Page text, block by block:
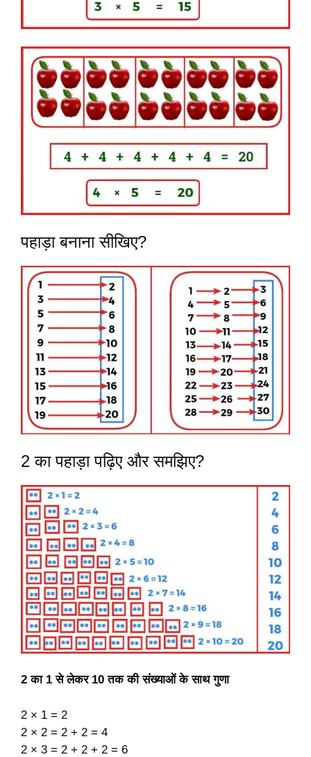
पहाड़ा बनाना सीखिए?
2 का पहाड़ा पढ़िए और समझिए?
2 का 1 से लेकर 10 तक की संख्याओं के साथ गुणा
2 × 1 = 2
2 × 2 = 2 + 2 = 4
2 × 3 = 2 + 2 + 2 = 6